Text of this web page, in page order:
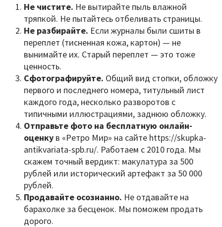
Не чистите. Не вытирайте пыль влажной
тряпкой. Не пытайтесь отбеливать страницы.
Не разбирайте. Если журналы были сшиты в
переплет (тисненная кожа, картон) — не
вынимайте их. Старый переплет — это тоже
ценность.
Сфотографируйте. Общий вид стопки, обложку
первого и последнего номера, титульный лист
каждого года, несколько разворотов с
типичными иллюстрациями, заднюю обложку.
Отправьте фото на бесплатную онлайн-
оценку в «Ретро Мир» на сайте https://skupka-
antikvariata-spb.ru/. Работаем с 2010 года. Мы
скажем точный вердикт: макулатура за 500
рублей или исторический артефакт за 50 000
рублей.
Продавайте осознанно. Не отдавайте на
барахолке за бесценок. Мы поможем продать
дорого.